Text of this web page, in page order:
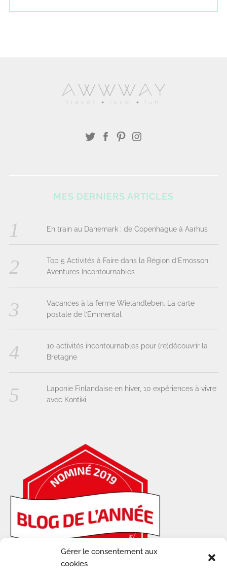
Gérer le consentement aux
cookies
MES DERNIERS ARTICLES
En train au Danemark : de Copenhague à Aarhus
Top 5 Activités à Faire dans la Région d’Emosson :
Aventures Incontournables
Vacances à la ferme Wielandleben. La carte
postale de l’Emmental
10 activités incontournables pour (re)découvrir la
Bretagne
Laponie Finlandaise en hiver, 10 expériences à vivre
avec Kontiki